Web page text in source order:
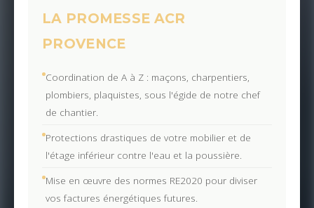
LA PROMESSE ACR
PROVENCE
Coordination de A à Z : maçons, charpentiers,
plombiers, plaquistes, sous l'égide de notre chef
de chantier.
Protections drastiques de votre mobilier et de
l'étage inférieur contre l'eau et la poussière.
Mise en œuvre des normes RE2020 pour diviser
vos factures énergétiques futures.